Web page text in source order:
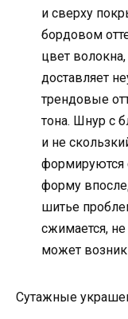
и сверху
бордовом
цвет
доставляет
трендовые
тона. Шнур с
и не
формируются
форму
шитье
сжимается,
может
Сутажные